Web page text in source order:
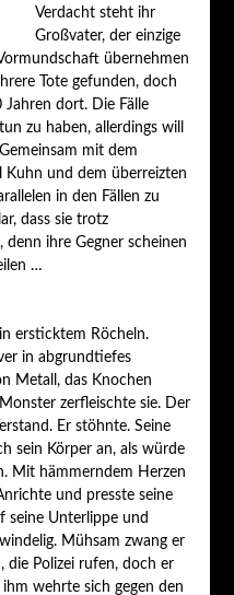
Verdacht steht ihr
Großvater, der einzige
übernehmen
Tote gefunden, doch
Jahren dort. Die Fälle
zu haben, allerdings will
mit dem
Kuhn und dem überreizten
in den Fällen zu
dass sie trotz
denn ihre Gegner scheinen
…
ersticktem Röcheln.
in abgrundtiefes
Metall, das Knochen
zerfleischte sie. Der
Er stöhnte. Seine
sein Körper an, als würde
Mit hämmerndem Herzen
und presste seine
seine Unterlippe und
Mühsam zwang er
die Polizei rufen, doch er
wehrte sich gegen den